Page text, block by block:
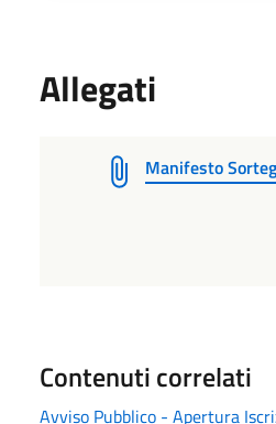
Allegati
Manifesto
Contenuti correlati
Avviso Pubblico - Apertura